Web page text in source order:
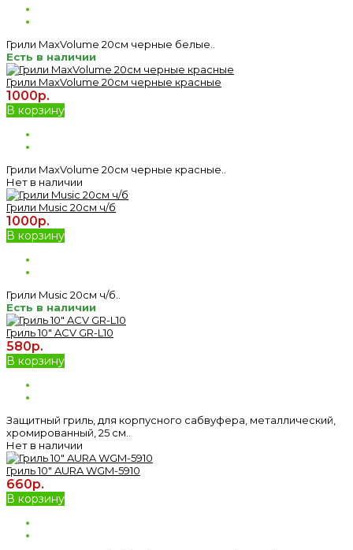
Грили MaxVolume 20см черные белые..
Есть в наличии
Грили MaxVolume 20см черные красные
1000р.
В корзину
Грили MaxVolume 20см черные красные..
Нет в наличии
Грили Music 20см ч/б
1000р.
В корзину
Грили Music 20см ч/б..
Есть в наличии
Гриль 10" ACV GR-L10
580р.
В корзину
Защитный гриль, для корпусного сабвуфера, металлический,
хромированный, 25 см..
Нет в наличии
Гриль 10" AURA WGM-5910
660р.
В корзину